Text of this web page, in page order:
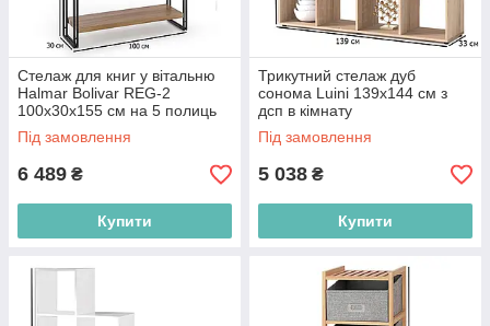
Стелаж для книг у вітальню
Halmar Bolivar REG-2
100х30х155 см на 5 полиць
дуб золотий із чорним
каркасом
Під замовлення
6 489 ₴
Купити
Трикутний стелаж дуб
сонома Luini 139х144 см з
дсп в кімнату
Під замовлення
5 038 ₴
Купити